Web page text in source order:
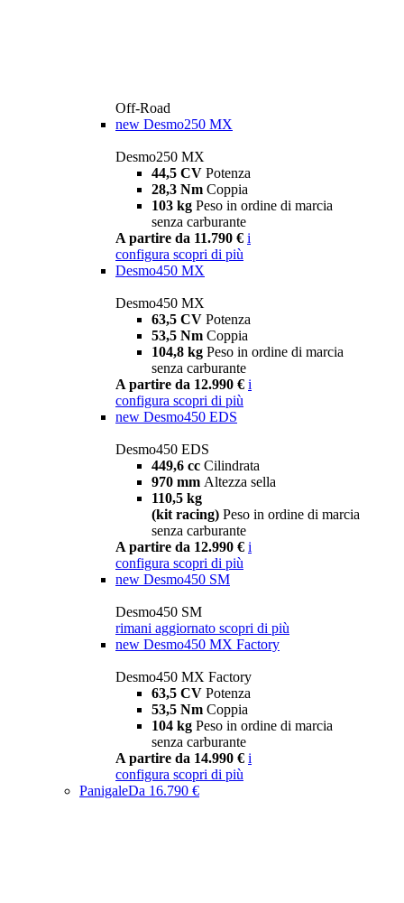
Off-Road
new Desmo250 MX
Desmo250 MX
44,5 CV Potenza
28,3 Nm Coppia
103 kg Peso in ordine di marcia
senza carburante
A partire da 11.790 € i
configura scopri di più
Desmo450 MX
Desmo450 MX
63,5 CV Potenza
53,5 Nm Coppia
104,8 kg Peso in ordine di marcia
senza carburante
A partire da 12.990 € i
configura scopri di più
new Desmo450 EDS
Desmo450 EDS
449,6 cc Cilindrata
970 mm Altezza sella
110,5 kg
(kit racing) Peso in ordine di marcia
senza carburante
A partire da 12.990 € i
configura scopri di più
new Desmo450 SM
Desmo450 SM
rimani aggiornato scopri di più
new Desmo450 MX Factory
Desmo450 MX Factory
63,5 CV Potenza
53,5 Nm Coppia
104 kg Peso in ordine di marcia
senza carburante
A partire da 14.990 € i
configura scopri di più
PanigaleDa 16.790 €